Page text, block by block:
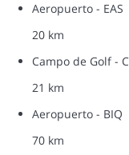
Aeropuerto - EAS
20 km
Campo de Golf -
21 km
Aeropuerto - BIQ
70 km